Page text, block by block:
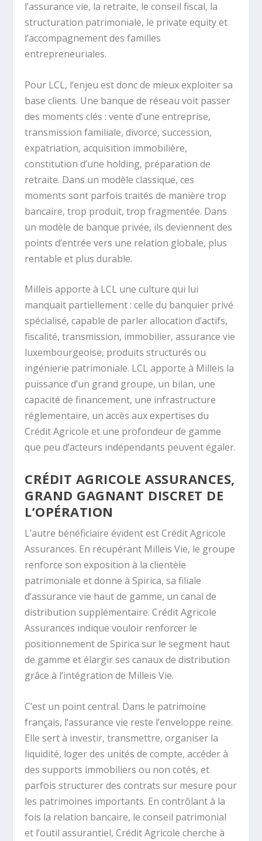
l’assurance vie, la retraite, le conseil fiscal, la
structuration patrimoniale, le private equity et
l’accompagnement des familles
entrepreneuriales.
Pour LCL, l’enjeu est donc de mieux exploiter sa
base clients. Une banque de réseau voit passer
des moments clés : vente d’une entreprise,
transmission familiale, divorce, succession,
expatriation, acquisition immobilière,
constitution d’une holding, préparation de
retraite. Dans un modèle classique, ces
moments sont parfois traités de manière trop
bancaire, trop produit, trop fragmentée. Dans
un modèle de banque privée, ils deviennent des
points d’entrée vers une relation globale, plus
rentable et plus durable.
Milleis apporte à LCL une culture qui lui
manquait partiellement : celle du banquier privé
spécialisé, capable de parler allocation d’actifs,
fiscalité, transmission, immobilier, assurance vie
luxembourgeoise, produits structurés ou
ingénierie patrimoniale. LCL apporte à Milleis la
puissance d’un grand groupe, un bilan, une
capacité de financement, une infrastructure
réglementaire, un accès aux expertises du
Crédit Agricole et une profondeur de gamme
que peu d’acteurs indépendants peuvent égaler.
CRÉDIT AGRICOLE ASSURANCES,
GRAND GAGNANT DISCRET DE
L’OPÉRATION
L’autre bénéficiaire évident est Crédit Agricole
Assurances. En récupérant Milleis Vie, le groupe
renforce son exposition à la clientèle
patrimoniale et donne à Spirica, sa filiale
d’assurance vie haut de gamme, un canal de
distribution supplémentaire. Crédit Agricole
Assurances indique vouloir renforcer le
positionnement de Spirica sur le segment haut
de gamme et élargir ses canaux de distribution
grâce à l’intégration de Milleis Vie.
C’est un point central. Dans le patrimoine
français, l’assurance vie reste l’enveloppe reine.
Elle sert à investir, transmettre, organiser la
liquidité, loger des unités de compte, accéder à
des supports immobiliers ou non cotés, et
parfois structurer des contrats sur mesure pour
les patrimoines importants. En contrôlant à la
fois la relation bancaire, le conseil patrimonial
et l’outil assurantiel, Crédit Agricole cherche à